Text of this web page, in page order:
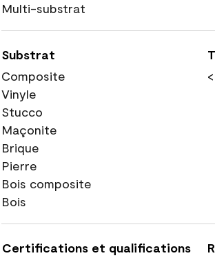
Multi-substrat
Substrat
Composite
Vinyle
Stucco
Maçonite
Brique
Pierre
Bois composite
Bois
Certifications et qualifications